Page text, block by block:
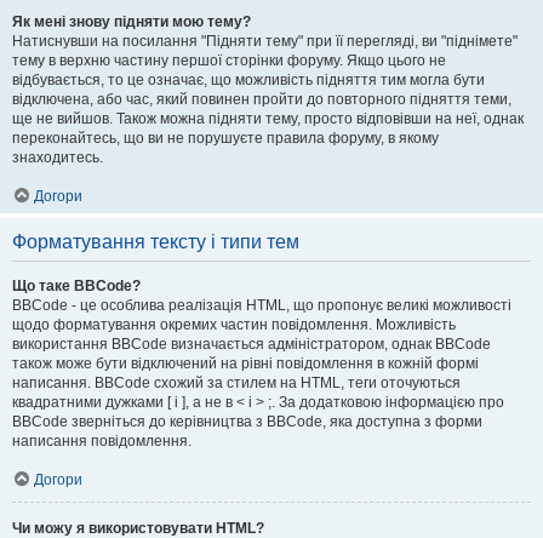
Як мені знову підняти мою тему?
Натиснувши на посилання "Підняти тему" при її перегляді, ви "піднімете"
тему в верхню частину першої сторінки форуму. Якщо цього не
відбувається, то це означає, що можливість підняття тим могла бути
відключена, або час, який повинен пройти до повторного підняття теми,
ще не вийшов. Також можна підняти тему, просто відповівши на неї, однак
переконайтесь, що ви не порушуєте правила форуму, в якому
знаходитесь.
Догори
Форматування тексту і типи тем
Що таке BBCode?
BBCode - це особлива реалізація HTML, що пропонує великі можливості
щодо форматування окремих частин повідомлення. Можливість
використання BBCode визначається адміністратором, однак BBCode
також може бути відключений на рівні повідомлення в кожній формі
написання. BBCode схожий за стилем на HTML, теги оточуються
квадратними дужками [ і ], а не в < і > ;. За додатковою інформацією про
BBCode зверніться до керівництва з BBCode, яка доступна з форми
написання повідомлення.
Догори
Чи можу я використовувати HTML?